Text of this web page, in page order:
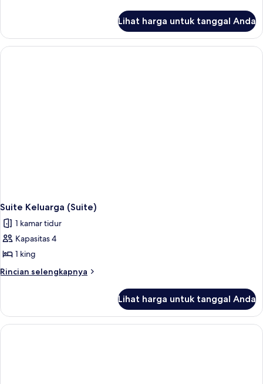
Suite
Superior
(Deluxe)
Lihat harga untuk tanggal Anda
Suite Keluarga (Suite)
1 kamar tidur
Kapasitas 4
1 king
Rincian selengkapnya
Rincian
Suite
Keluarga
(Suite)
Lihat harga untuk tanggal Anda